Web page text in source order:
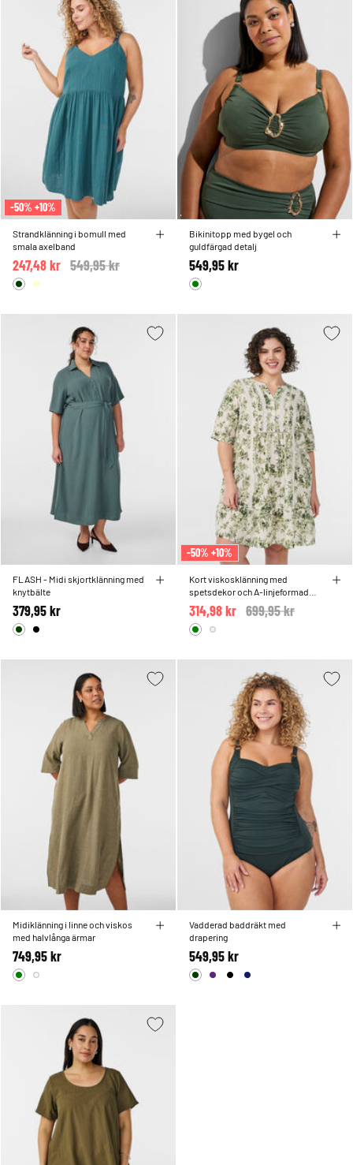
-50% +10%
Strandklänning i bomull med
smala axelband
Price reduced from
549,95 kr
247,48 kr
Bikinitopp med bygel och
guldfärgad detalj
549,95 kr
FLASH - Midi skjortklänning med
knytbälte
379,95 kr
-50% +10%
Kort viskosklänning med
spetsdekor och A-linjeformad
skärning
Price reduced from
699,95 kr
314,98 kr
Midiklänning i linne och viskos
med halvlånga ärmar
749,95 kr
Vadderad baddräkt med
drapering
549,95 kr